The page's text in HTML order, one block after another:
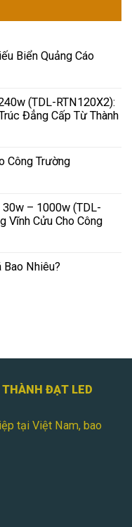
Biển Quảng Cáo
(TDL-RTN120X2):
Đẳng Cấp Từ Thành
Công Trường
– 1000w (TDL-
Vĩnh Cửu Cho Công
Bao Nhiêu?
ĐẠT LED
tại Việt Nam, bao